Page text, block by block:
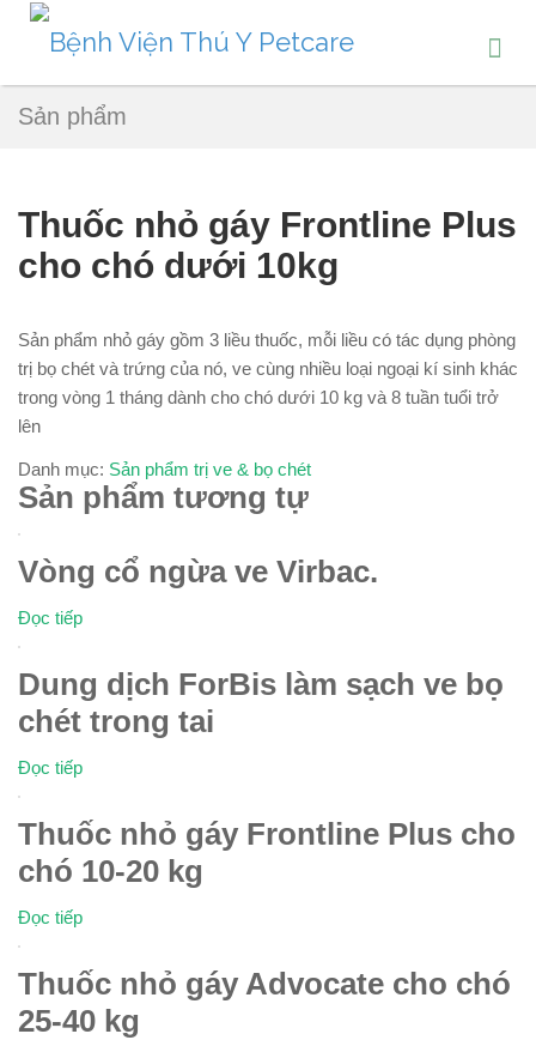
Sản phẩm
Thuốc nhỏ gáy Frontline Plus
cho chó dưới 10kg
Sản phẩm nhỏ gáy gồm 3 liều thuốc, mỗi liều có tác dụng phòng
trị bọ chét và trứng của nó, ve cùng nhiều loại ngoại kí sinh khác
trong vòng 1 tháng dành cho chó dưới 10 kg và 8 tuần tuổi trở
lên
Danh mục: Sản phẩm trị ve & bọ chét
Sản phẩm tương tự
Vòng cổ ngừa ve Virbac.
Đọc tiếp
Dung dịch ForBis làm sạch ve bọ
chét trong tai
Đọc tiếp
Thuốc nhỏ gáy Frontline Plus cho
chó 10-20 kg
Đọc tiếp
Thuốc nhỏ gáy Advocate cho chó
25-40 kg